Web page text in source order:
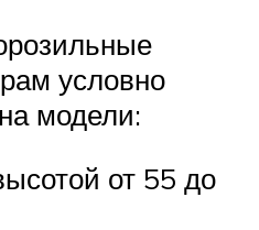
условно
модели:
от 55 до